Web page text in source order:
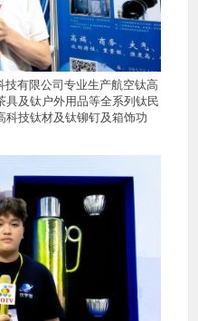
有限公司专业生产航空钛高
及钛户外用品等全系列钛民
科技钛材及钛铆钉及箱饰功